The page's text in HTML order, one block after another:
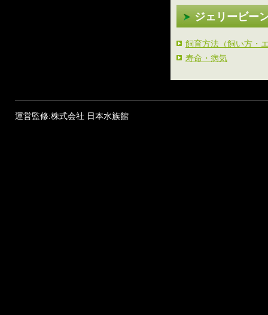
ジェリービー
飼育方法（飼い方・
寿命・病気
運営監修:株式会社 日本水族館